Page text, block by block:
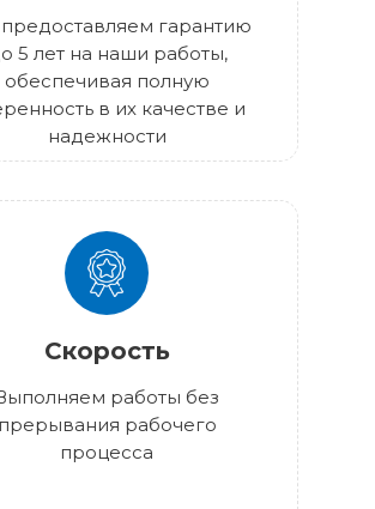
Скорость
работы без
прерывания рабочего
процесса
гарантию
5 лет на наши работы,
обеспечивая полную
в их качестве и
надежности